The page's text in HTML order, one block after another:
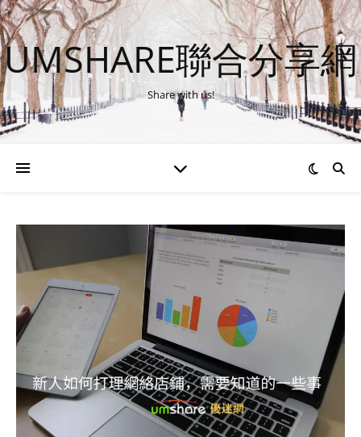
UMSHARE聯合分享網
Share with us!